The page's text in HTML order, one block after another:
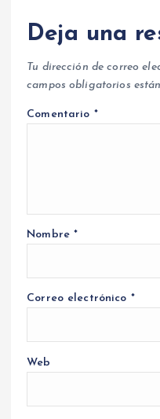
Deja una
Tu dirección de correo
campos obligatorios
Comentario *
Nombre*
Correo electrónico *
Web